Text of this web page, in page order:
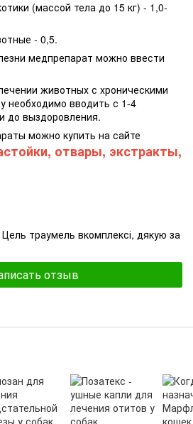
(массой тела до 15 кг) - 1,0-
- 0,5.
медпрепарат можно ввести
животных с хроническими
необходимо вводить с 1-4
до выздоровления.
можно купить на сайте
отвары, экстракты,
траумель вкомплексі, дякую за
отзыв